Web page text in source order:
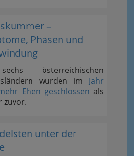
–
Phasen und
österreichischen
wurden im Jahr
Ehen geschlossen als
zuvor.
unter der